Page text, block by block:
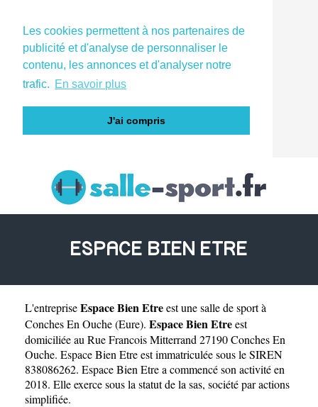
Les cookies permettent à nos partenaires de
publicité et d'analyse de personnaliser le
contenu, les annonces et d'analyser notre
trafic. En savoir plus
J'ai compris
ESPACE BIEN ETRE
L'entrepriseEspace Bien Etreest unesalle de sport à
Conches En Ouche(Eure). Espace Bien Etreest
domiciliée au Rue Francois Mitterrand 27190 Conches En
Ouche. Espace Bien Etre est immatriculée sous le SIREN
838086262. Espace Bien Etre a commencé son activité en
2018. Elle exerce sous la statut de la sas, société par actions
simplifiée.